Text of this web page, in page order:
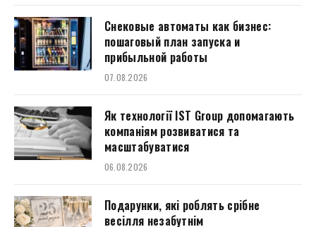
Снековые автоматы как бизнес:
пошаговый план запуска и
прибыльной работы
07.08.2026
Як технології IST Group допомагають
компаніям розвиватися та
масштабуватися
06.08.2026
Подарунки, які роблять срібне
весілля незабутнім